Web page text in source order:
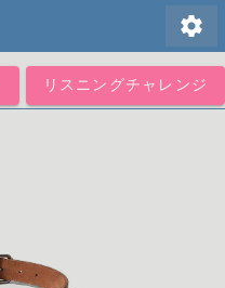
settings
リスニングチャレンジ